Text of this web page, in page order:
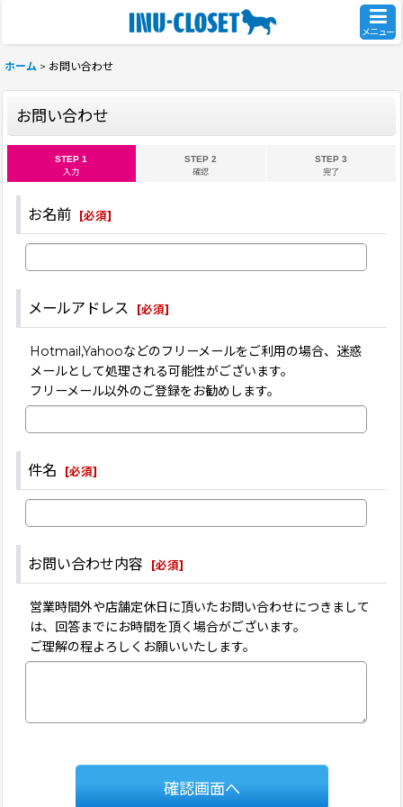
メニュー
ホーム > お問い合わせ
お問い合わせ
STEP 1
入力
STEP 2
確認
STEP 3
完了
お名前 [必須]
メールアドレス [必須]
Hotmail,Yahooなどのフリーメールをご利用の場合、迷惑
メールとして処理される可能性がございます。
フリーメール以外のご登録をお勧めします。
件名 [必須]
お問い合わせ内容 [必須]
営業時間外や店舗定休日に頂いたお問い合わせにつきまして
は、回答までにお時間を頂く場合がございます。
ご理解の程よろしくお願いいたします。
確認画面へ